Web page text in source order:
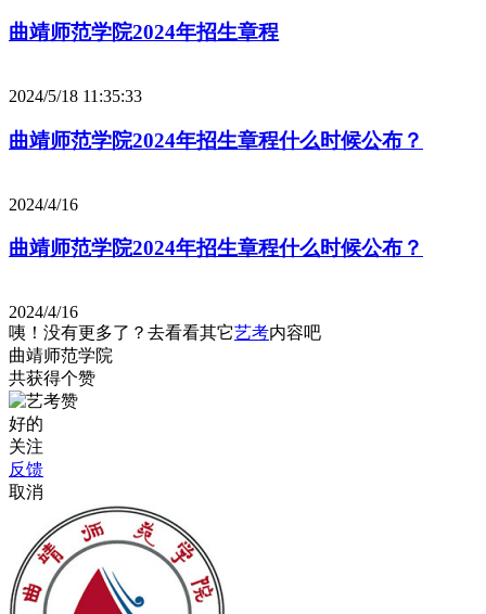
曲靖师范学院2024年招生章程
2024/5/18 11:35:33
曲靖师范学院2024年招生章程什么时候公布？
2024/4/16
曲靖师范学院2024年招生章程什么时候公布？
2024/4/16
咦！没有更多了？去看看其它艺考内容吧
曲靖师范学院
共获得个赞
好的
关注
反馈
取消